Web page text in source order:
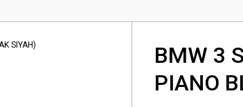
BMW 3
PIANO